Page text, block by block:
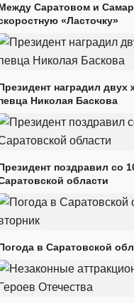
Саратовом и
«Ласточку»
наградил двух
Николая Баскова
поздравил со
области
в Саратовской